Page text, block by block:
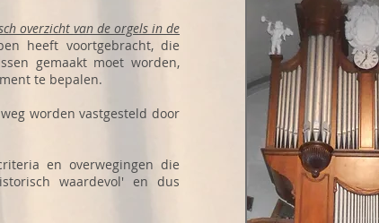
overzicht van de orgels in de
heeft voortgebracht, die
gemaakt moet worden,
te bepalen.
worden vastgesteld door
en overwegingen die
waardevol' en dus